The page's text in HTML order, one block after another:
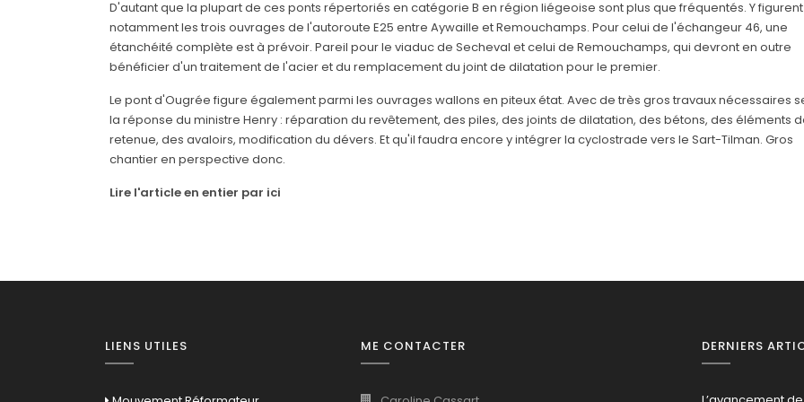
D'autant que la plupart de ces ponts répertoriés en catégorie B en région liégeoise sont plus que fréquentés. Y figurent
notamment les trois ouvrages de l'autoroute E25 entre Aywaille et Remouchamps. Pour celui de l'échangeur 46, une
étanchéité complète est à prévoir. Pareil pour le viaduc de Secheval et celui de Remouchamps, qui devront en outre
bénéficier d'un traitement de l'acier et du remplacement du joint de dilatation pour le premier.
Le pont d'Ougrée figure également parmi les ouvrages wallons en piteux état. Avec de très gros travaux nécessaires
la réponse du ministre Henry : réparation du revêtement, des piles, des joints de dilatation, des bétons, des éléments
retenue, des avaloirs, modification du dévers. Et qu'il faudra encore y intégrer la cyclostrade vers le Sart-Tilman. Gros
chantier en perspective donc.
Lire l'article en entier par ici
LIENS UTILES ME CONTACTER DERNIERS